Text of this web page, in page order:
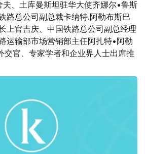
、土库曼斯坦驻华大使齐娜尔•鲁斯
路总公司副总裁卡纳特.阿勒布斯巴
上官吉庆、中国铁路总公司副总经理
运输部市场营销部主任阿扎特•阿勒
交官、专家学者和企业界人士出席推